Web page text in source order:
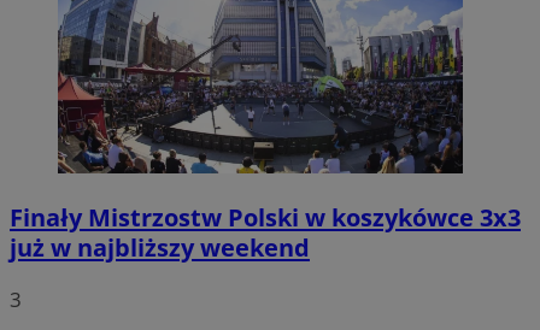
Finały Mistrzostw Polski w koszykówce 3x3
już w najbliższy weekend
3